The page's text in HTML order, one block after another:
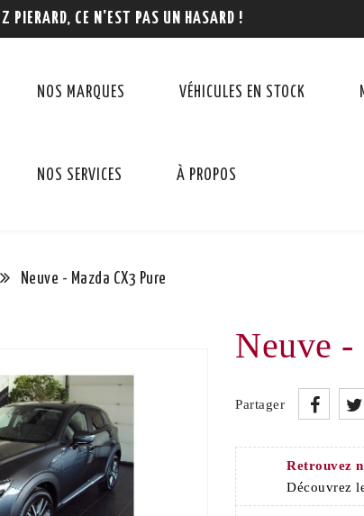
PIERARD, CE N'EST PAS UN HASARD !
NOS MARQUES VÉHICULES EN STOCK
NOS SERVICES À PROPOS
Neuve - Mazda CX3 Pure
Neuve
Partager
Retrouvez
Découvrez